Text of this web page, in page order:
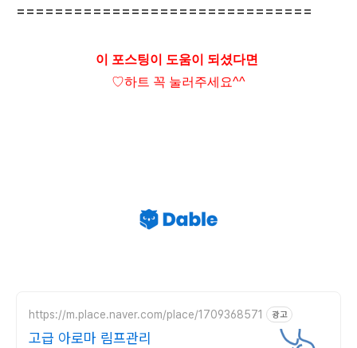
===============================
이 포스팅이 도움이 되셨다면
♡하트 꼭 눌러주세요^^
https://m.place.naver.com/place/1709368571 광고
고급 아로마 림프관리